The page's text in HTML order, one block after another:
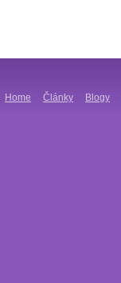
Home Články Blogy